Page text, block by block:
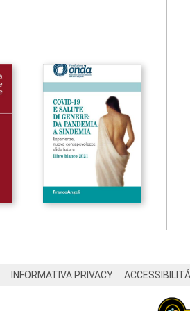
INFORMATIVA PRIVACY ACCESSIBILITÁ